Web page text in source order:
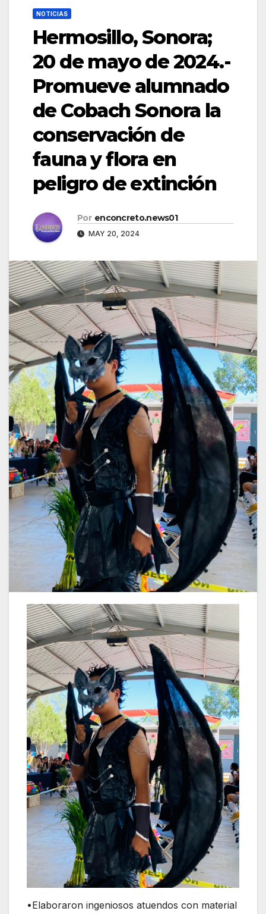
NOTICIAS
Hermosillo, Sonora;
20 de mayo de 2024.-
Promueve alumnado
de Cobach Sonora la
conservación de
fauna y flora en
peligro de extinción
Por enconcreto.news01
MAY 20, 2024
•Elaboraron ingeniosos atuendos con material